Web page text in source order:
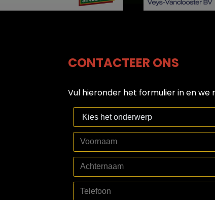
CONTACTEER ONS
Vul hieronder het formulier in en